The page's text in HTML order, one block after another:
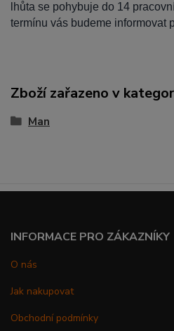
lhůta se pohybuje do 14
termínu vás budeme informovat
Zboží zařazeno v
Man
INFORMACE PRO ZÁKAZNÍKY
O nás
Jak nakupovat
Obchodní podmínky